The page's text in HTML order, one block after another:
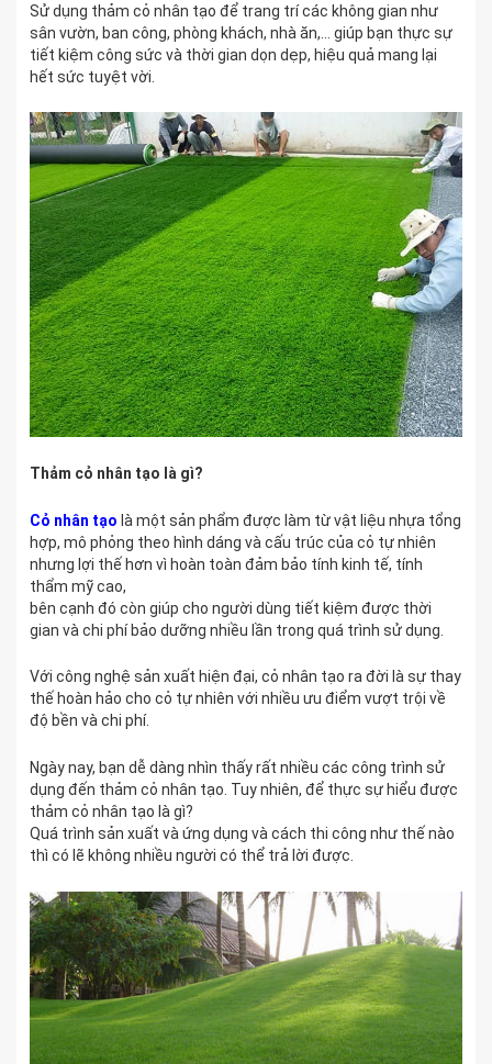
Sử dụng thảm cỏ nhân tạo để trang trí các không gian như
sân vườn, ban công, phòng khách, nhà ăn,… giúp bạn thực sự
tiết kiệm công sức và thời gian dọn dẹp, hiệu quả mang lại
hết sức tuyệt vời.
Thảm cỏ nhân tạo là gì?
Cỏ nhân tạo là một sản phẩm được làm từ vật liệu nhựa tổng
hợp, mô phỏng theo hình dáng và cấu trúc của cỏ tự nhiên
nhưng lợi thế hơn vì hoàn toàn đảm bảo tính kinh tế, tính
thẩm mỹ cao,
bên cạnh đó còn giúp cho người dùng tiết kiệm được thời
gian và chi phí bảo dưỡng nhiều lần trong quá trình sử dụng.
Với công nghệ sản xuất hiện đại, cỏ nhân tạo ra đời là sự thay
thế hoàn hảo cho cỏ tự nhiên với nhiều ưu điểm vượt trội về
độ bền và chi phí.
Ngày nay, bạn dễ dàng nhìn thấy rất nhiều các công trình sử
dụng đến thảm cỏ nhân tạo. Tuy nhiên, để thực sự hiểu được
thảm cỏ nhân tạo là gì?
Quá trình sản xuất và ứng dụng và cách thi công như thế nào
thì có lẽ không nhiều người có thể trả lời được.